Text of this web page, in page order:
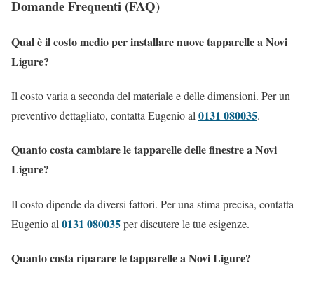
Domande Frequenti (FAQ)
Qual è il costo medio per installare nuove tapparelle a Novi
Ligure?
Il costo varia a seconda del materiale e delle dimensioni. Per un
preventivo dettagliato, contatta Eugenio al 0131 080035.
Quanto costa cambiare le tapparelle delle finestre a Novi
Ligure?
Il costo dipende da diversi fattori. Per una stima precisa, contatta
Eugenio al 0131 080035per discutere le tue esigenze.
Quanto costa riparare le tapparelle a Novi Ligure?